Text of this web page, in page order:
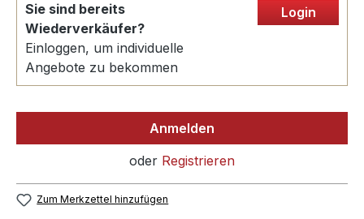
Sie sind bereits
Wiederverkäufer?
Einloggen, um individuelle
Angebote zu bekommen
Login
Anmelden
oder Registrieren
Zum Merkzettel hinzufügen